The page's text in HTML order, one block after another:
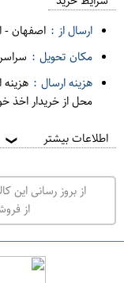
ارسال از : اصفهان-
مکان تحویل :
هزینه ارسال :
محل از خریدار اخذ
اطلاعات بیشتر ❯
از بروز رسانی این
از